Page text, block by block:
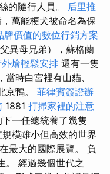
的隨行人員。 后里推
萬能梗犬被命名為保
牌價值的數位行銷方案
異母兄弟），蘇格蘭
燴輕鬆安排 還有一隻
時白宮裡有山貓、
京鴨。 菲律賓簽證辦
1881 打掃家裡的注意
下一任總統養了幾隻
模雖小但高效的世界
最大的國際展覽。 負
。 經過幾個世代之